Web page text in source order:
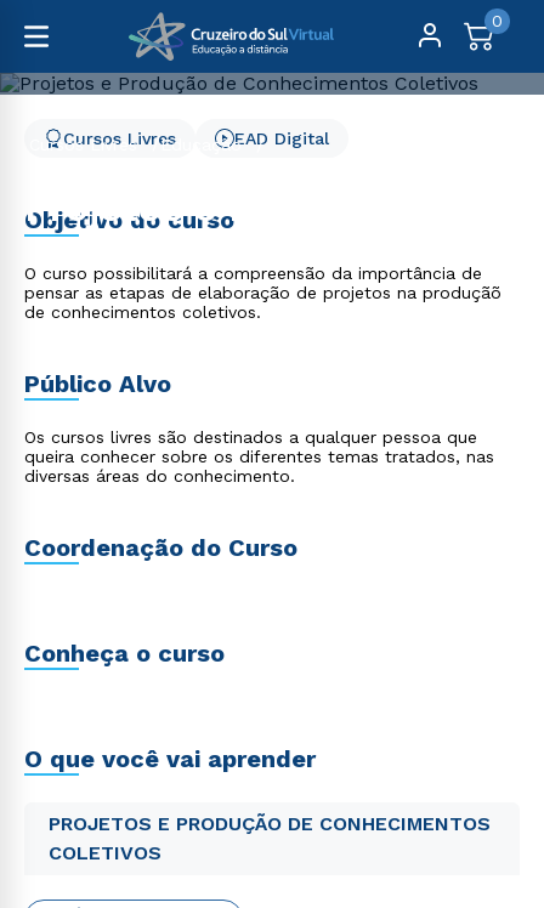
0
Cursos Livres
Educação
Projetos e Produção de
Conhecimentos Coletivos
Cursos Livres EAD Digital
Objetivo do curso
O curso possibilitará a compreensão da importância de
pensar as etapas de elaboração de projetos na produçãõ
de conhecimentos coletivos.
Público Alvo
Os cursos livres são destinados a qualquer pessoa que
queira conhecer sobre os diferentes temas tratados, nas
diversas áreas do conhecimento.
Coordenação do Curso
Conheça o curso
O que você vai aprender
PROJETOS E PRODUÇÃO DE CONHECIMENTOS
COLETIVOS